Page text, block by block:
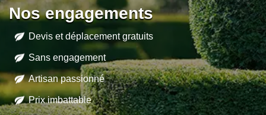
Nos engagements
Devis et déplacement gratuits
Sans engagement
Artisan passionné
Prix imbattable